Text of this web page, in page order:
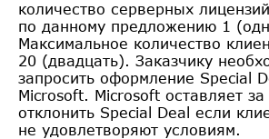
количество серверных
по данному предложению 1
Максимальное количество
20 (двадцать). Заказчику
запросить оформление Special
Microsoft. Microsoft оставляет
отклонить Special Deal если
не удовлетворяют условиям.